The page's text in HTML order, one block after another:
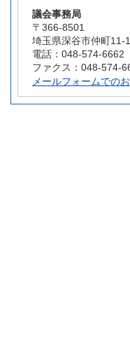
議会事務局
〒366-8501
埼玉県深谷市仲町11-1
電話：048-574-6662
ファクス：048-574-
メールフォームでの